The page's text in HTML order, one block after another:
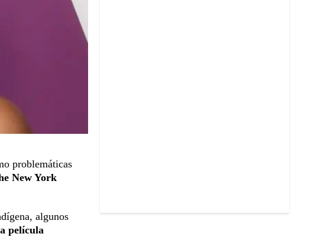
problemáticas
New York
algunos
película